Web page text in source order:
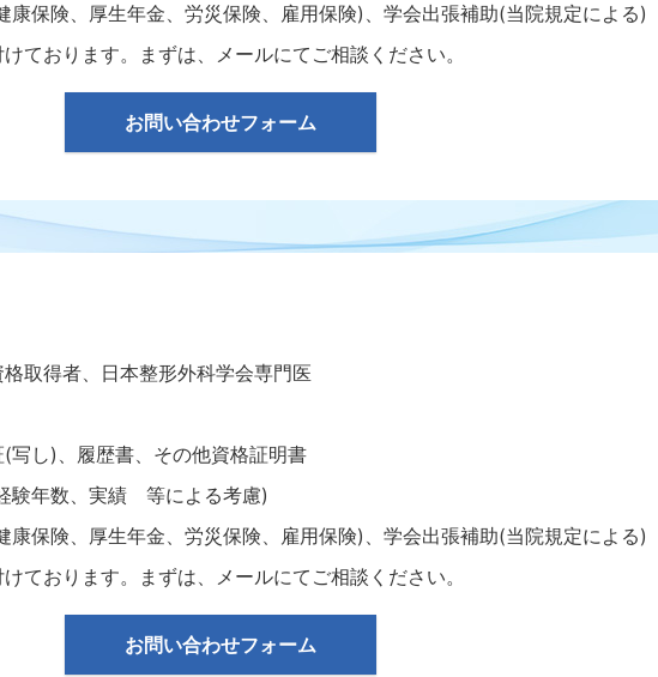
康保険、厚生年金、労災保険、雇用保険)、学会出張補助(当院規定による)
ております。まずは、メールにてご相談ください。
お問い合わせフォーム
取得者、日本整形外科学会専門医
写し)、履歴書、その他資格証明書
験年数、実績 等による考慮)
康保険、厚生年金、労災保険、雇用保険)、学会出張補助(当院規定による)
ております。まずは、メールにてご相談ください。
お問い合わせフォーム